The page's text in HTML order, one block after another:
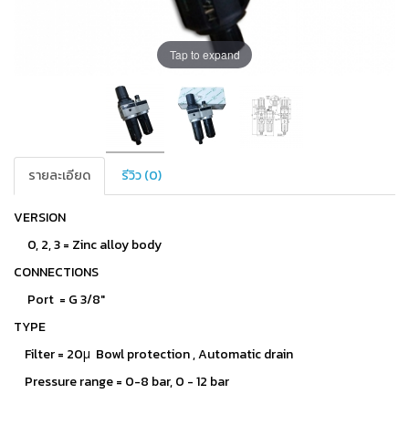
Tap to expand
รายละเอียด รีวิว (0)
VERSION
0, 2, 3 = Zinc alloy body
CONNECTIONS
Port = G 3/8"
TYPE
Filter = 20μ Bowl protection , Automatic drain
Pressure range = 0-8 bar, 0 - 12 bar